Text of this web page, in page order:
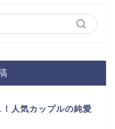
人気カップルの純愛